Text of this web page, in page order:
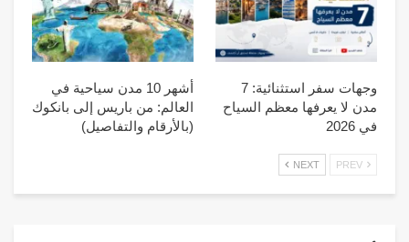
وجهات سفر استثنائية: 7
مدن لا يعرفها معظم السياح
في 2026
أشهر 10 مدن سياحية في
العالم: من باريس إلى بانكوك
(بالأرقام والتفاصيل)
NEXT